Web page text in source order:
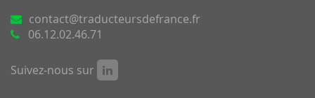
@
06.12.02.46.71
Suivez-nous sur